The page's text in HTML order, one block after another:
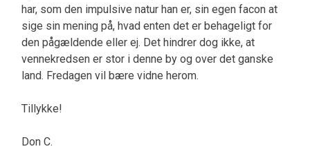
har, som den impulsive natur han er, sin egen facon at
sige sin mening på, hvad enten det er behageligt for
den pågældende eller ej. Det hindrer dog ikke, at
vennekredsen er stor i denne by og over det ganske
land. Fredagen vil bære vidne herom.
Tillykke!
Don C.